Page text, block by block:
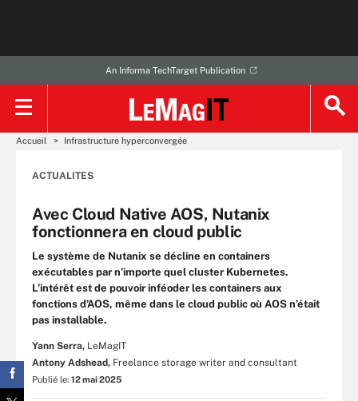
An Informa TechTarget Publication
Accueil Infrastructure hyperconvergée
ACTUALITES
Avec Cloud Native AOS, Nutanix
fonctionnera en cloud public
Le système de Nutanix se décline en containers
exécutables par n’importe quel cluster Kubernetes.
L’intérêt est de pouvoir inféoder les containers aux
fonctions d’AOS, même dans le cloud public où AOS n’était
pas installable.
Yann Serra, LeMagIT
Antony Adshead, Freelance storage writer and consultant
Publié le: 12 mai 2025